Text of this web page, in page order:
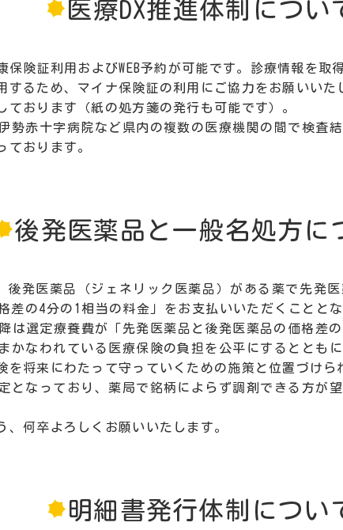
医療DX推進体制につい
険証利用およびWEB予約が可能です。診療情報を
るため、マイナ保険証の利用にご協力をお願いいた
おります（紙の処方箋の発行も可能です）。
勢赤十字病院など県内の複数の医療機関の間で検査
ております。
後発医薬品と一般名処方に
後発医薬品（ジェネリック医薬品）がある薬で先発
差の4分の1相当の料金」をお支払いいただくことと
は選定療養費が「先発医薬品と後発医薬品の価格差
かなわれている医療保険の負担を公平にするととも
を将来にわたって守っていくための施策と位置づけら
となっており、薬局で銘柄によらず調剤できる方が
何卒よろしくお願いいたします。
明細書発行体制につい